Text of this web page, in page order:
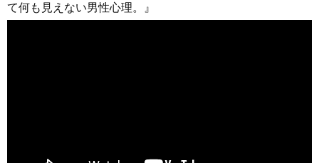
て何も見えない男性心理。』